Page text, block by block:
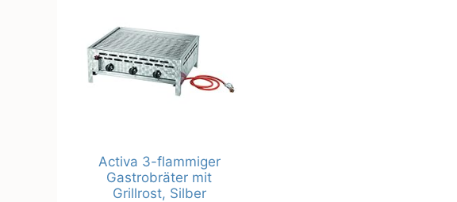
Activa 3-flammiger
Gastrobräter mit
Grillrost, Silber